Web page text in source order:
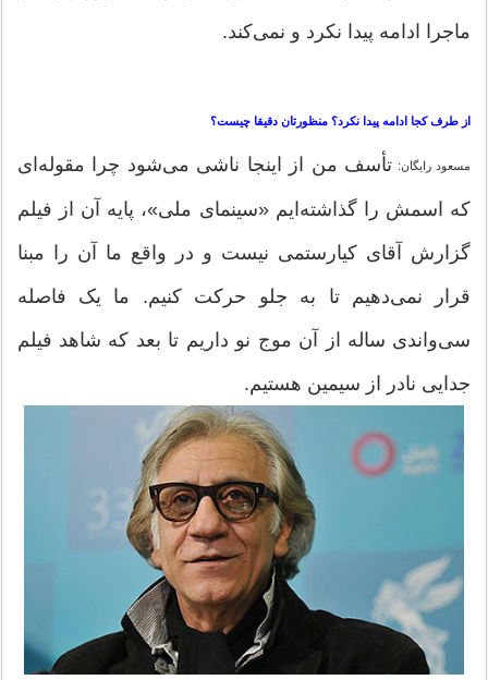
ماجرا ادامه پیدا نکرد و نمی‌کند.
از طرف کجا ادامه پیدا نکرد؟ منظورتان دقیقا چیست؟
مسعود رایگان: تأسف من از اینجا ناشی می‌شود چرا مقوله‌ای
که اسمش را گذاشته‌ایم «سینمای ملی»، پایه آن از فیلم
گزارش آقای کیارستمی نیست و در واقع ما آن را مبنا
قرار نمی‌دهیم تا به جلو حرکت کنیم. ما یک فاصله
سی‌و‌اندی ساله از آن موج نو داریم تا بعد که شاهد فیلم
جدایی نادر از سیمین هستیم.